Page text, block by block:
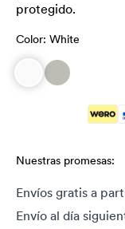
protegido.
Color: White
Nuestras promesas:
Envíos gratis a
Envío al día